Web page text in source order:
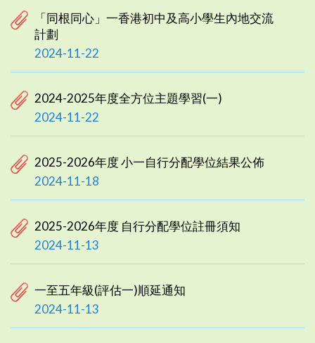
「同根同心」一香港初中及高小學生內地交流
計劃
2024-11-22
2024-2025年度全方位主題學習(一)
2024-11-22
2025-2026年度 小一自行分配學位結果公佈
2024-11-18
2025-2026年度 自行分配學位註冊須知
2024-11-13
一至五年級(評估一)順延通知
2024-11-13